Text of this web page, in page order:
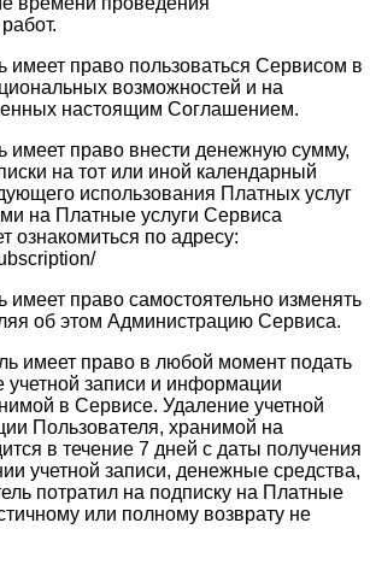
имеет право пользоваться Сервисом в
возможностей и на
настоящим Соглашением.
имеет право внести денежную сумму,
на тот или иной календарный
использования Платных услуг
на Платные услуги Сервиса
ознакомиться по адресу:
имеет право самостоятельно изменять
об этом Администрацию Сервиса.
имеет право в любой момент подать
учетной записи и информации
в Сервисе. Удаление учетной
Пользователя, хранимой на
в течение 7 дней с даты получения
учетной записи, денежные средства,
потратил на подписку на Платные
или полному возврату не